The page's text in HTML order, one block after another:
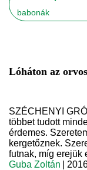
babonák
Lóháton az
SZÉCHENYI
többet tudott
érdemes.
kergetőznek.
futnak, míg erejük
Guba Zoltán
|